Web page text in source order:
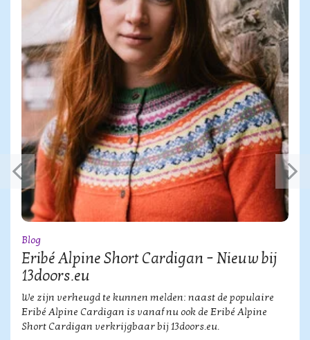
Blog
Eribé Alpine Short Cardigan – Nieuw bij
13doors.eu
We zijn verheugd te kunnen melden: naast de populaire
Eribé Alpine Cardigan is vanaf nu ook de Eribé Alpine
Short Cardigan verkrijgbaar bij 13doors.eu.